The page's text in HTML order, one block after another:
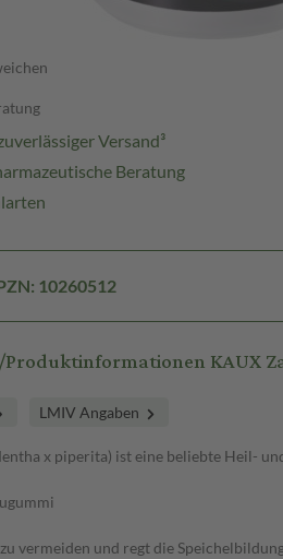
Versand³
Beratung
10260512
KAUX
LMIV Angaben
x piperita) ist eine beliebte Heil-
vermeiden und regt die